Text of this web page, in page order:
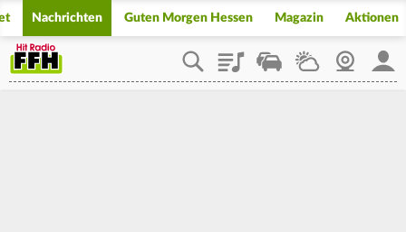
Nachrichten Guten Morgen Hessen Magazin Aktionen
PlaylistStaupilotWetterWebcam